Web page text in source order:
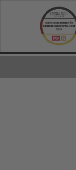
und
Nachrichten,